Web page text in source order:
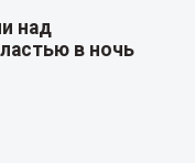
над
в ночь